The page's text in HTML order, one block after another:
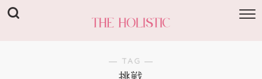
― TAG ―